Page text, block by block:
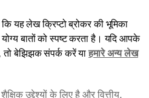
यह लेख क्रिप्टो ब्रोकर की भूमिका
बातों को स्पष्ट करता है। यदि आपके
तो बेझिझक संपर्क करें याहमारे अन्य लेख
उद्देश्यों के लिए है और वित्तीय,